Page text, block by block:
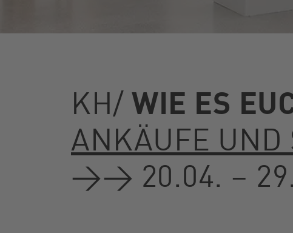
KH/WIE ES
ANKÄUFE UND
→→ 20.04. –